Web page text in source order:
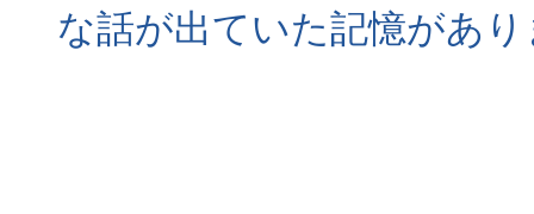
な話が出ていた記憶があ